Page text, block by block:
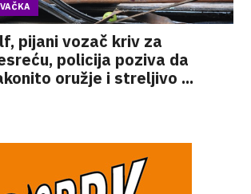
pijani vozač kriv za
policija poziva da
oružje i streljivo ...